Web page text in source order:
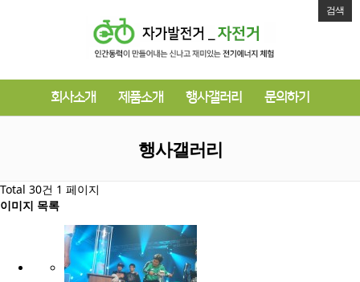
검색
회사소개 제품소개 행사갤러리 문의하기
행사갤러리
Total 30건 1 페이지
이미지 목록